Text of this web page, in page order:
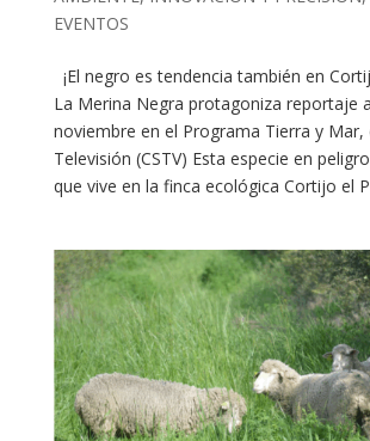
EVENTOS
¡El negro es tendencia también en
La Merina Negra protagoniza reportaje
noviembre en el Programa Tierra y Mar,
Televisión (CSTV) Esta especie en
que vive en la finca ecológica Cortijo el